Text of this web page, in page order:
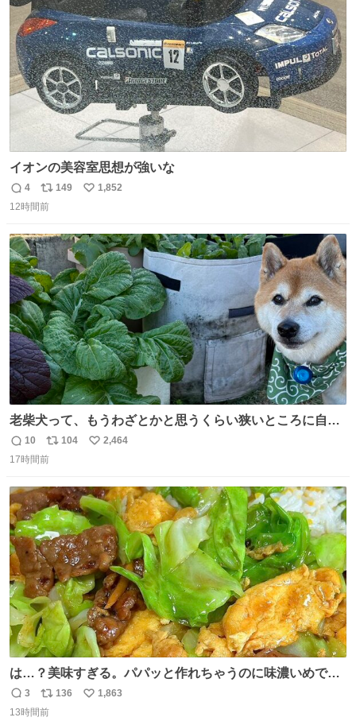
数
イオンの美容室思想が強いな
返
信
4
リ
ポ
ト
数
149
い
数
1,852
12時間前
老柴犬って、もうわざとかと思うくらい狭いところに自ら
はまりにいくじゃないですか？ 今朝ガーデニングしてる飼
い主の間にはまってきて、最高に可愛かった♥️
返
信
10
リ
ポ
ト
数
104
い
数
2,464
17時間前
は…？美味すぎる。パパッと作れちゃうのに味濃いめで満
足感エグいの天才だろ🥹
返
信
3
リ
ポ
136
い
1,863
13時間前